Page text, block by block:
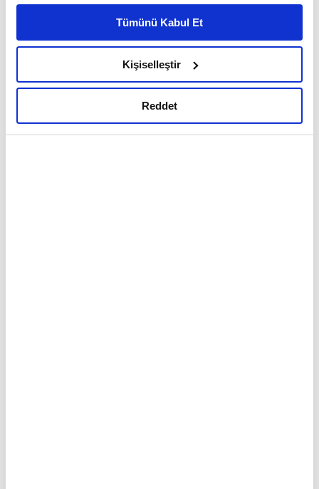
Çerezlere ilişkin tercihlerinizi çerez paneli vasıtasıyla
belirleyebilirsiniz. Çerezlere ilişkin detaylı bilgi için
Ayarlar butonuna tıklayabilir,Çerez Bilgilendirme
Metnimizi ziyaret edebilirsiniz.
hazırlanmış olan İnternet Sitesi Aydınlatma Metnimizi
okumak ve sitemizi ziyaretiniz kapsamında
gerçekleştirilen veri işleme faaliyetleri ile ilgili daha
Tümünü Kabul Et
Kişiselleştir
Reddet
olduğunu aktaran Akkuş, "Ekim 2019'da başlayan
krizin bugüne kadar ki maliyetinin 100 milyar
dolara yakın olduğu tahmin ediliyor. Özel bankalar,
halktan topladığı mevduatları devlet bankalarına,
onlar da devletin farklı projelerine yatırdılar ama
battılar. Halk bu yüzden bankalardaki özel